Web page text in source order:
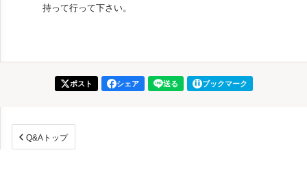
持って行って下さい。
ポスト シェア 送る ブックマーク
Q&Aトップ